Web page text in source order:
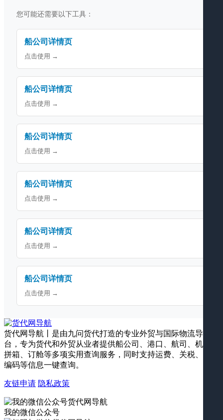
您可能还需要以下工具：
船公司详情页
点击使用 →
船公司详情页
点击使用 →
船公司详情页
点击使用 →
船公司详情页
点击使用 →
船公司详情页
点击使用 →
船公司详情页
点击使用 →
货代网导航丨是由九问货代打造的专业外贸与国际物流导航平
台，专为货代和外贸从业者提供船公司、港口、航司、机场、
拼箱、订舱等多项实用查询服务，同时支持运费、关税、海关
编码等信息一键查询。
友链申请 隐私政策
我的微信公众号